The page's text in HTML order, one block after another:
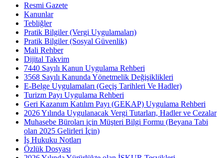
Resmi Gazete
Kanunlar
Tebliğler
Pratik Bilgiler (Vergi Uygulamaları)
Pratik Bilgiler (Sosyal Güvenlik)
Mali Rehber
Dijital Takvim
7440 Sayılı Kanun Uygulama Rehberi
3568 Sayılı Kanunda Yönetmelik Değişiklikleri
E-Belge Uygulamaları (Geçiş Tarihleri Ve Hadler)
Turizm Payı Uygulama Rehberi
Geri Kazanım Katılım Payı (GEKAP) Uygulama Rehberi
2026 Yılında Uygulanacak Vergi Tutarları, Hadler ve Cezalar
Muhasebe Büroları için Müşteri Bilgi Formu (Beyana Tabi
olan 2025 Gelirleri İçin)
İş Hukuku Notları
Özlük Dosyası